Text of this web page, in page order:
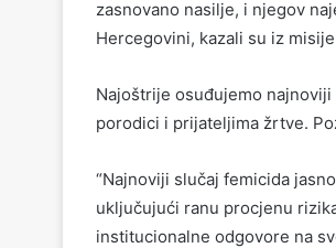
zasnovano nasilje, i njegov
Hercegovini, kazali su iz misije
Najoštrije osuđujemo
porodici i prijateljima žrtve.
“Najnoviji slučaj femicida
uključujući ranu procjenu
institucionalne odgovore na